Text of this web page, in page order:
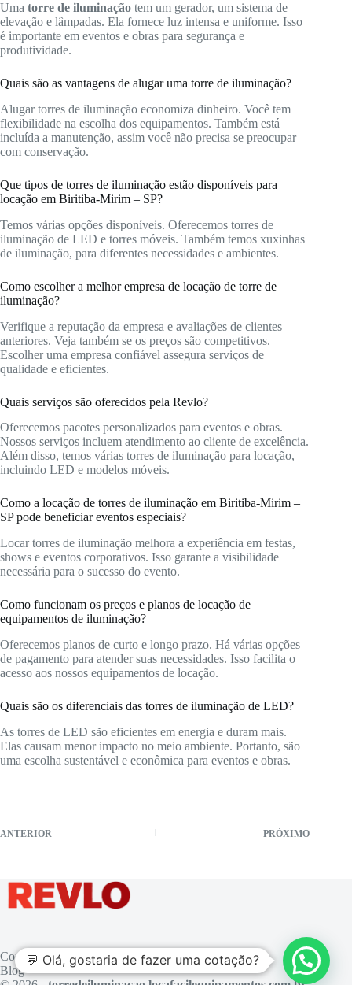
Uma torre de iluminação tem um gerador, um sistema de
elevação e lâmpadas. Ela fornece luz intensa e uniforme. Isso
é importante em eventos e obras para segurança e
produtividade.
Quais são as vantagens de alugar uma torre de iluminação?
Alugar torres de iluminação economiza dinheiro. Você tem
flexibilidade na escolha dos equipamentos. Também está
incluída a manutenção, assim você não precisa se preocupar
com conservação.
Que tipos de torres de iluminação estão disponíveis para
locação em Biritiba-Mirim – SP?
Temos várias opções disponíveis. Oferecemos torres de
iluminação de LED e torres móveis. Também temos xuxinhas
de iluminação, para diferentes necessidades e ambientes.
Como escolher a melhor empresa de locação de torre de
iluminação?
Verifique a reputação da empresa e avaliações de clientes
anteriores. Veja também se os preços são competitivos.
Escolher uma empresa confiável assegura serviços de
qualidade e eficientes.
Quais serviços são oferecidos pela Revlo?
Oferecemos pacotes personalizados para eventos e obras.
Nossos serviços incluem atendimento ao cliente de excelência.
Além disso, temos várias torres de iluminação para locação,
incluindo LED e modelos móveis.
Como a locação de torres de iluminação em Biritiba-Mirim –
SP pode beneficiar eventos especiais?
Locar torres de iluminação melhora a experiência em festas,
shows e eventos corporativos. Isso garante a visibilidade
necessária para o sucesso do evento.
Como funcionam os preços e planos de locação de
equipamentos de iluminação?
Oferecemos planos de curto e longo prazo. Há várias opções
de pagamento para atender suas necessidades. Isso facilita o
acesso aos nossos equipamentos de locação.
Quais são os diferenciais das torres de iluminação de LED?
As torres de LED são eficientes em energia e duram mais.
Elas causam menor impacto no meio ambiente. Portanto, são
uma escolha sustentável e econômica para eventos e obras.
ANTERIOR PRÓXIMO
Contato
Blog
💬 Olá, gostaria de fazer uma cotação?